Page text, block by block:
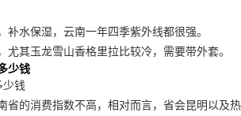
补水保湿，云南一年四季紫外线都很强。
尤其玉龙雪山香格里拉比较冷，需要带外套。
少钱
少钱
省的消费指数不高，相对而言，省会昆明以及热